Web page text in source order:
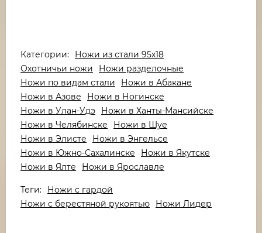
Категории:
Ножи из стали 95х18
Охотничьи ножи
Ножи разделочные
Ножи по видам стали
Ножи в Абакане
Ножи в Азове
Ножи в Ногинске
Ножи в Улан-Удэ
Ножи в Ханты-Мансийске
Ножи в Челябинске
Ножи в Шуе
Ножи в Элисте
Ножи в Энгельсе
Ножи в Южно-Сахалинске
Ножи в Якутске
Ножи в Ялте
Ножи в Ярославле
Теги:
Ножи с гардой
Ножи с берестяной рукоятью
Ножи Лидер